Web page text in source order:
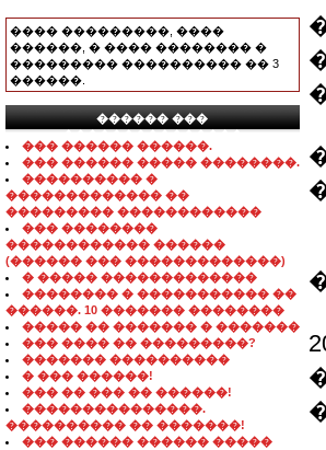
���� ���������, ����
������, � ���� �������� �
��������� ���������� �� 3
������.
������ ���
���������������
��� ������ ������.
��� ������ ����� ��������.
���������� �
������������� ��
��������� ������������
��� ��������
������������ ������
(������ ��� �������������)
� ����� �������������
�������� � ����������� ��
������. 10 ������� ��������
����� �� ������� � �������
��� ���� �� ���������?
������� ����������
� ��� ������!
��� �� ��� �� ������!
���������������.
���������� �� �������!
��� ������ ������ �����